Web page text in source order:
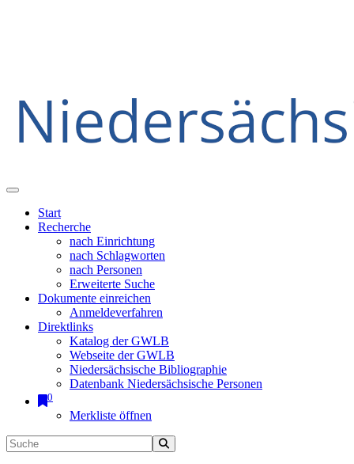
Start
Recherche
nach Einrichtung
nach Schlagworten
nach Personen
Erweiterte Suche
Dokumente einreichen
Anmeldeverfahren
Direktlinks
Katalog der GWLB
Webseite der GWLB
Niedersächsische Bibliographie
Datenbank Niedersächsische Personen
0
Merkliste öffnen